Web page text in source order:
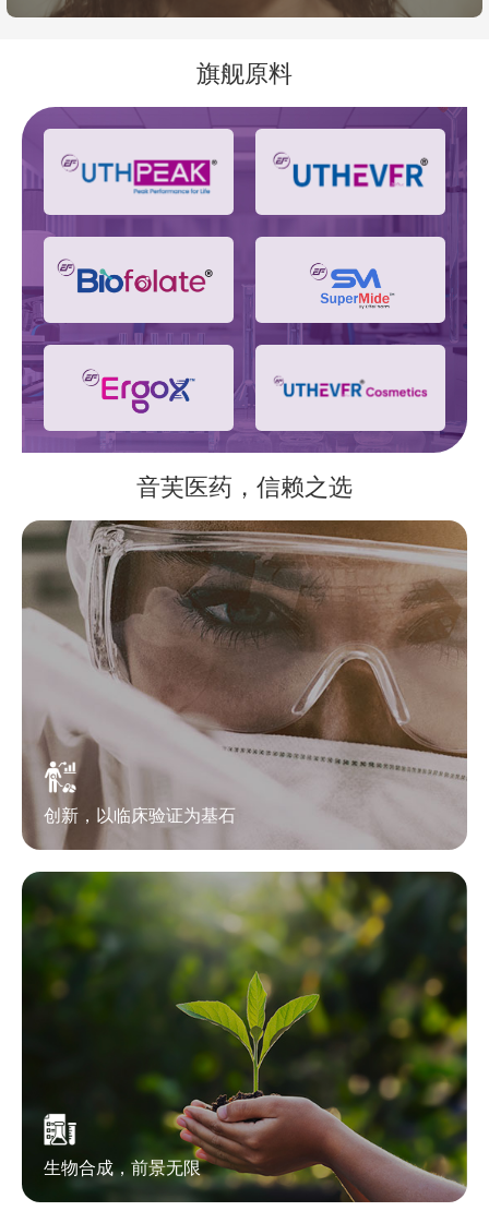
旗舰原料
音芙医药，信赖之选
创新，以临床验证为基石
生物合成，前景无限